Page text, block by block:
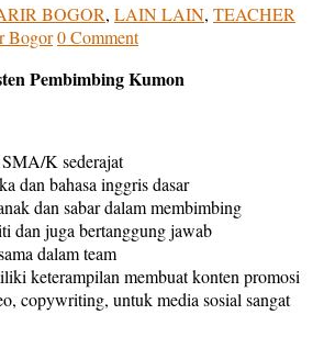
BOGOR, LAIN LAIN, TEACHER
Bogor0 Comment
Pembimbing Kumon
K sederajat
dan bahasa inggris dasar
dan sabar dalam membimbing
dan juga bertanggung jawab
dalam team
keterampilan membuat konten promosi
copywriting, untuk media sosial sangat